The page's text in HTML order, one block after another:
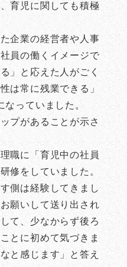
育児に関しても積極
企業の経営者や人事
員の働くイメージで
」と応えた人がごく
は常に残業できる」
っていました。
プがあることが示さ
職に「育児中の社員
修をしていました。
側は経験してきまし
願いして送り出され
て、少なからず後ろ
とに初めて気づきま
と感じます」と答え